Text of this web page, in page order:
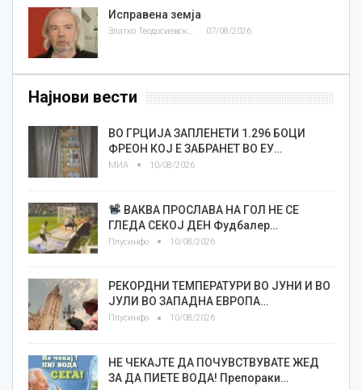
Исправена земја
07/08/2026
Најнови вести
ВО ГРЦИЈА ЗАПЛЕНЕТИ 1.296 БОЦИ
ФРЕОН КОЈ Е ЗАБРАНЕТ ВО ЕУ…
МИА 10/08/2026
ВАКВА ПРОСЛАВА НА ГОЛ НЕ СЕ
ГЛЕДА СЕКОЈ ДЕН Фудбалер…
Плусинфо 10/08/2026
РЕКОРДНИ ТЕМПЕРАТУРИ ВО ЈУНИ И ВО
ЈУЛИ ВО ЗАПАДНА ЕВРОПА…
Плусинфо 10/08/2026
НЕ ЧЕКАЈТЕ ДА ПОЧУВСТВУВАТЕ ЖЕД
ЗА ДА ПИЕТЕ ВОДА! Препораки…